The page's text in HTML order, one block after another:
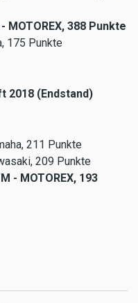
MOTOREX, 388 Punkte
175 Punkte
2018 (Endstand)
211 Punkte
209 Punkte
- MOTOREX, 193